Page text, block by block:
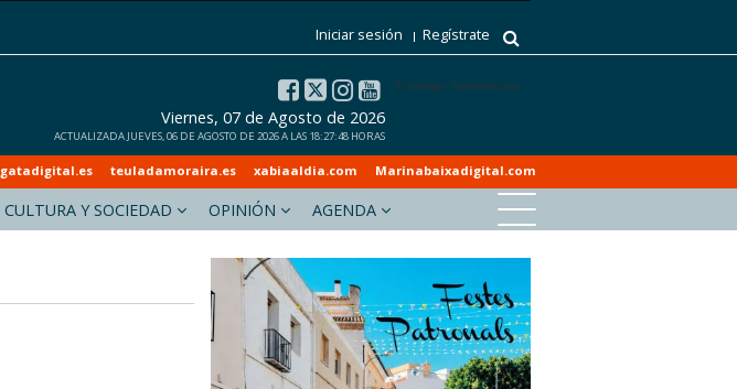
Iniciar sesión Regístrate
El tiempo - Tutiempo.net
Viernes, 07 de Agosto de 2026
ACTUALIZADA JUEVES, 06 DE AGOSTO DE 2026 A LAS 18:27:48 HORAS
gatadigital.es teuladamoraira.es xabiaaldia.com Marinabaixadigital.com
CULTURA Y SOCIEDAD OPINIÓN AGENDA